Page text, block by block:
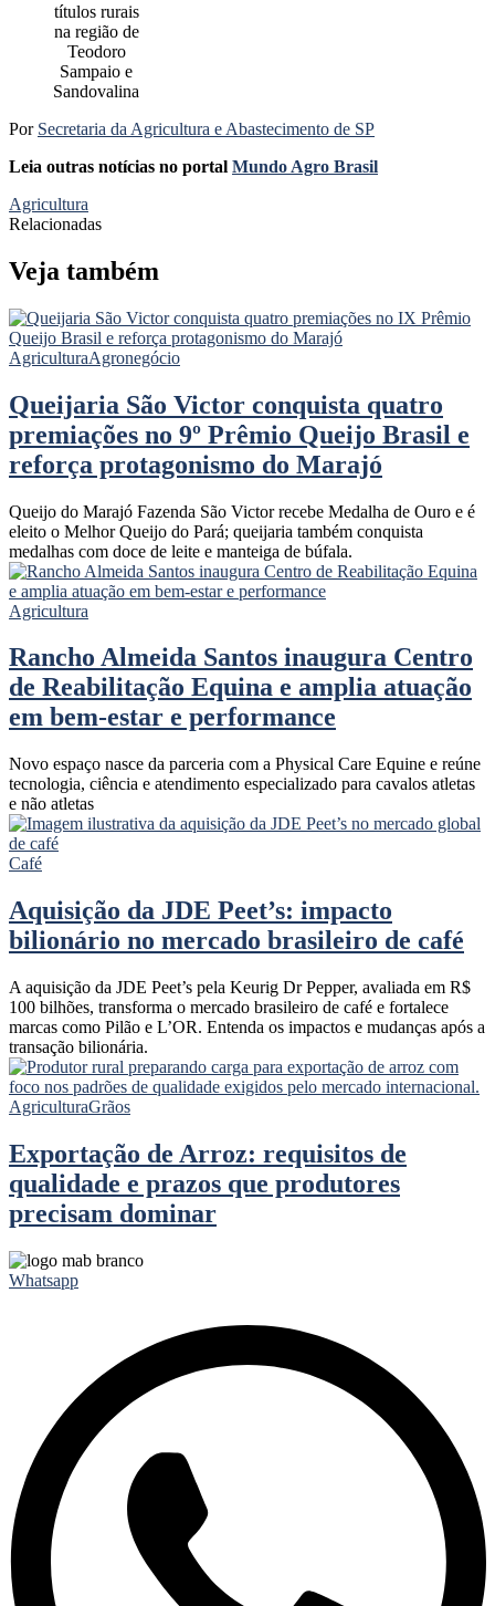
títulos rurais
na região de
Teodoro
Sampaio e
Sandovalina
Por Secretaria da Agricultura e Abastecimento de SP
Leia outras notícias no portal Mundo Agro Brasil
Agricultura
Relacionadas
Veja também
AgriculturaAgronegócio
Queijaria São Victor conquista quatro
premiações no 9º Prêmio Queijo Brasil e
reforça protagonismo do Marajó
Queijo do Marajó Fazenda São Victor recebe Medalha de Ouro e é
eleito o Melhor Queijo do Pará; queijaria também conquista
medalhas com doce de leite e manteiga de búfala.
Agricultura
Rancho Almeida Santos inaugura Centro
de Reabilitação Equina e amplia atuação
em bem-estar e performance
Novo espaço nasce da parceria com a Physical Care Equine e reúne
tecnologia, ciência e atendimento especializado para cavalos atletas
e não atletas
Café
Aquisição da JDE Peet’s: impacto
bilionário no mercado brasileiro de café
A aquisição da JDE Peet’s pela Keurig Dr Pepper, avaliada em R$
100 bilhões, transforma o mercado brasileiro de café e fortalece
marcas como Pilão e L’OR. Entenda os impactos e mudanças após a
transação bilionária.
AgriculturaGrãos
Exportação de Arroz: requisitos de
qualidade e prazos que produtores
precisam dominar
Whatsapp